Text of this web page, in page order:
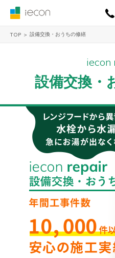
TOP 設備交換・おうちの修繕
iecon
設備交換・
呂